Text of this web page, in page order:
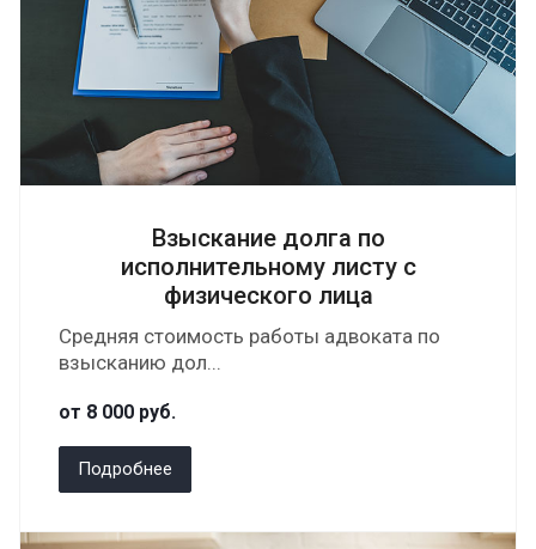
Взыскание долга по
исполнительному листу с
физического лица
Средняя стоимость работы адвоката по
взысканию дол...
от 8 000 руб.
Подробнее